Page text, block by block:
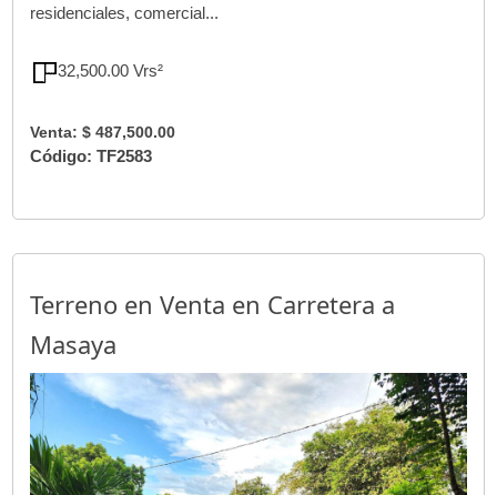
residenciales, comercial...
32,500.00 Vrs²
Venta: $ 487,500.00
Código: TF2583
Terreno en Venta en Carretera a
Masaya